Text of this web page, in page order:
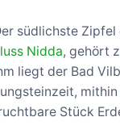
südlichste
Nidda, gehört
liegt der Bad
mithin
Stück